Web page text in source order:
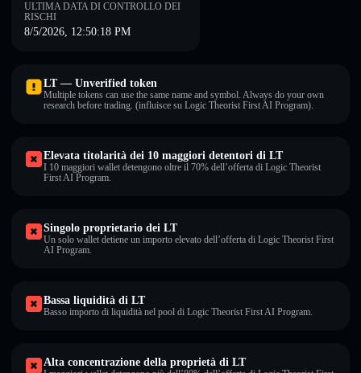
ULTIMA DATA DI CONTROLLO DEI
RISCHI
8/5/2026, 12:50:18 PM
LT — Unverified token
Multiple tokens can use the same name and symbol. Always do your own
research before trading. (influisce su Logic Theorist First AI Program).
Elevata titolarità dei 10 maggiori detentori di LT
I 10 maggiori wallet detengono oltre il 70% dell’offerta di Logic Theorist
First AI Program.
Singolo proprietario dei LT
Un solo wallet detiene un importo elevato dell’offerta di Logic Theorist First
AI Program.
Bassa liquidità di LT
Basso importo di liquidità nel pool di Logic Theorist First AI Program.
Alta concentrazione della proprietà di LT